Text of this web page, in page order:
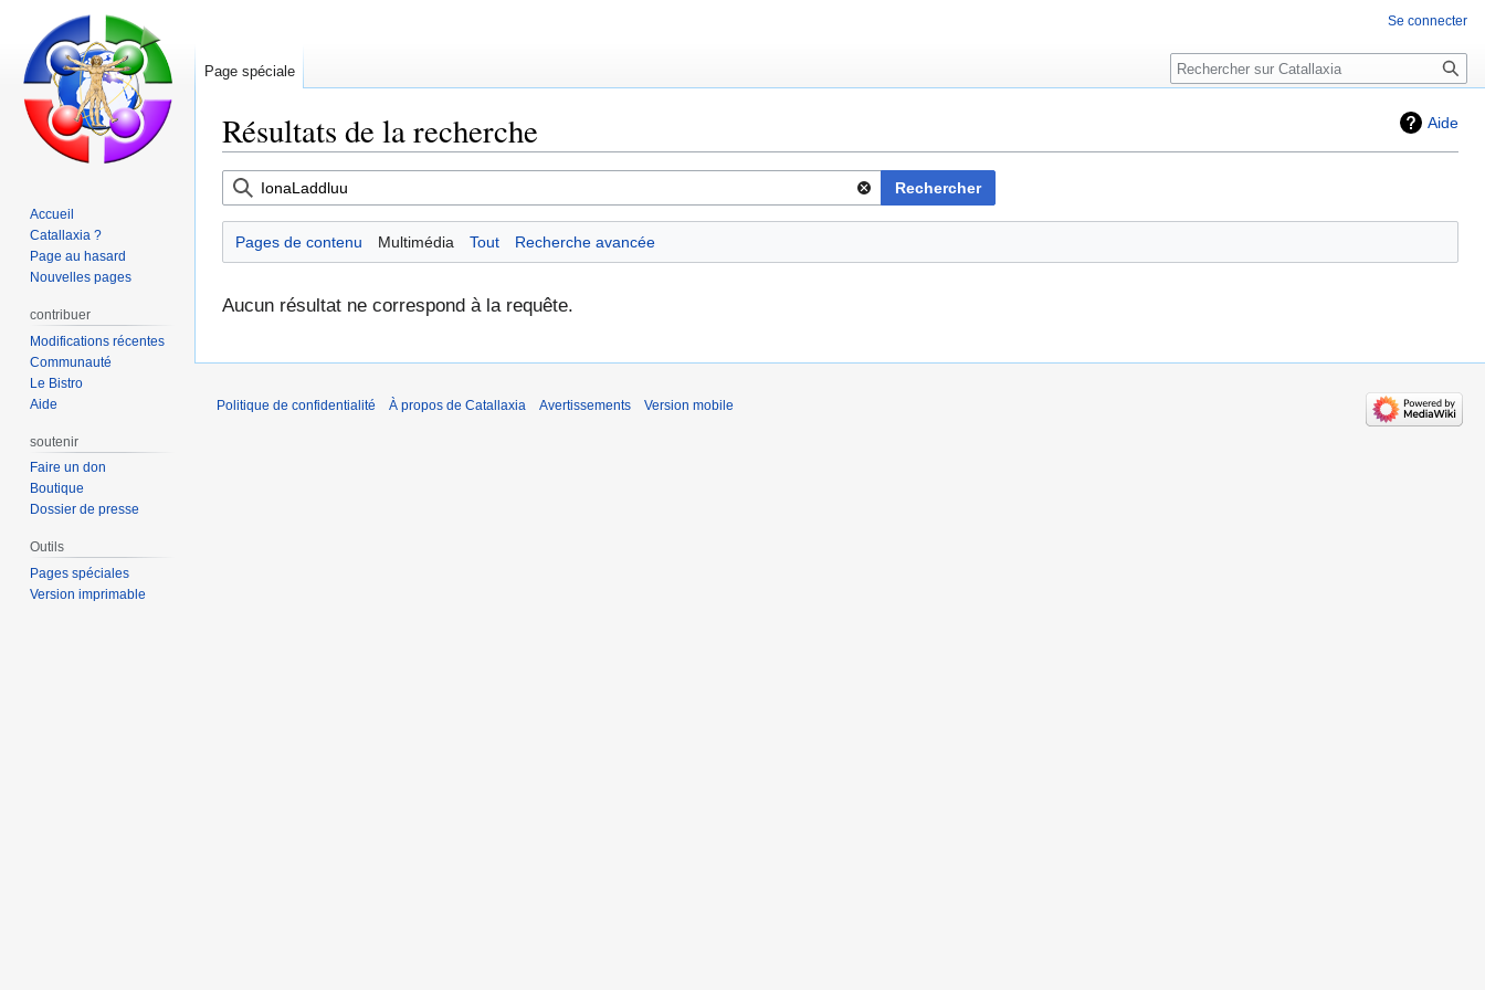
Aide
Résultats de la recherche
Aller
à
navigation
Aller
à
recherche
Rechercher
Pages de contenu Multimédia Tout Recherche avancée
Aucun résultat ne correspond à la requête.
Se connecter
Page spéciale Rechercher
Accueil
Catallaxia ?
Page au hasard
Nouvelles pages
contribuer
Modifications récentes
Communauté
Le Bistro
Aide
soutenir
Faire un don
Boutique
Dossier de presse
Outils
Pages spéciales
Version imprimable
Politique de confidentialité À propos de Catallaxia Avertissements Version mobile